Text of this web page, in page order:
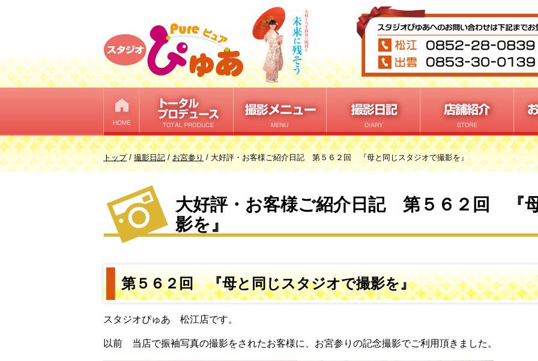
現
在
位
置：
トップ/撮影日記/お宮参り/大好評・お客様ご紹介日記 第５６２回 『母と同じスタジオで撮影を』
大好評・お客様ご紹介日記 第５６２回 『
影を』
第５６２回 『母と同じスタジオで撮影を』
スタジオぴゅあ 松江店です。
以前 当店で振袖写真の撮影をされたお客様に、お宮参りの記念撮影でご利用頂きました。